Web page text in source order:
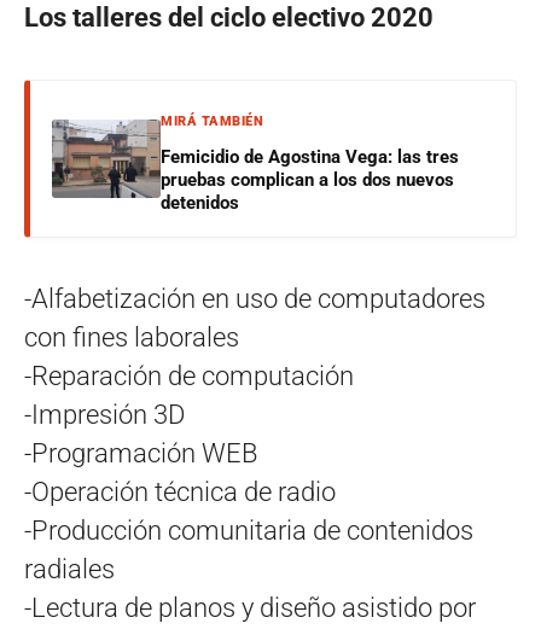
Los talleres del ciclo electivo 2020
MIRÁ TAMBIÉN
Femicidio de Agostina Vega: las tres
pruebas complican a los dos nuevos
detenidos
-Alfabetización en uso de computadores
con fines laborales
-Reparación de computación
-Impresión 3D
-Programación WEB
-Operación técnica de radio
-Producción comunitaria de contenidos
radiales
-Lectura de planos y diseño asistido por